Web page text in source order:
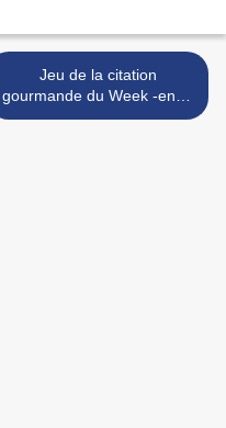
Jeu de la citation
gourmande du Week -end !
>